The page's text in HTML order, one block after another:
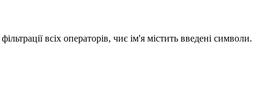
всіх операторів, чиє ім'я містить введені символи.